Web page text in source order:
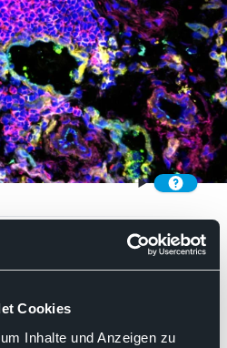
Cookies
Inhalte und Anzeigen zu